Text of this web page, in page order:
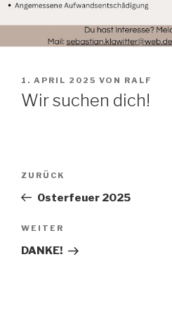
VERÖFFENTLICHT
AM
1. APRIL 2025 VON RALF
Wir suchen dich!
Beitragsnavigation
Vorheriger
Beitrag
ZURÜCK
Osterfeuer 2025
Nächster
Beitrag
WEITER
DANKE!